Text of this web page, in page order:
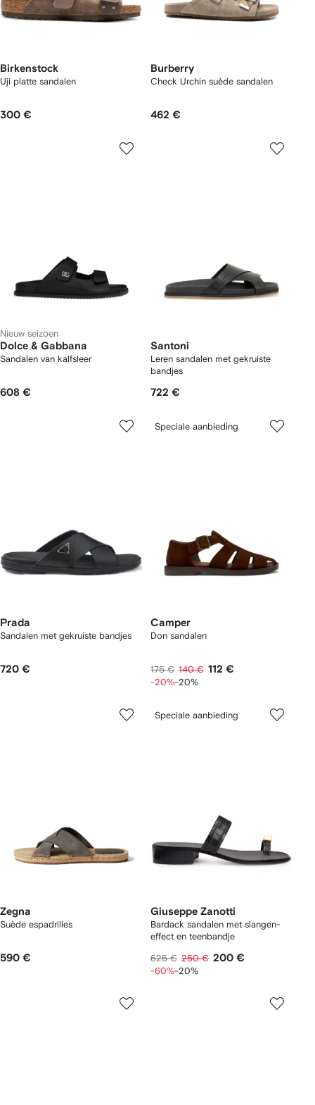
Birkenstock
Uji platte sandalen
300 €
Burberry
Check Urchin suède sandalen
462 €
Nieuw seizoen
Dolce & Gabbana
Sandalen van kalfsleer
608 €
Santoni
Leren sandalen met gekruiste
bandjes
722 €
Prada
Sandalen met gekruiste bandjes
720 €
Speciale aanbieding
Camper
Don sandalen
175 € 140 € 112 €
-20%-20%
Zegna
Suède espadrilles
590 €
Speciale aanbieding
Giuseppe Zanotti
Bardack sandalen met slangen-
effect en teenbandje
625 € 250 € 200 €
-60%-20%